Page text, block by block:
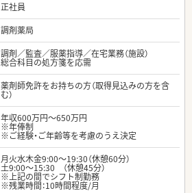
正社員
調剤薬局
調剤／監査／服薬指導／在宅業務（施設）
総合科目の処方箋を応需
薬剤師免許をお持ちの方（取得見込みの方を含
む）
年収600万円～650万円
※年俸制
※ご経験・ご年齢等を考慮のうえ決定
月火水木金9:00～19:30（休憩60分）
土9:00～15:30 （休憩45分）
※上記の間でシフト制勤務
※残業時間：10時間程度/月